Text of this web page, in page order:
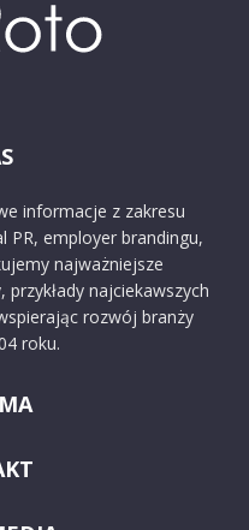
informacje z zakresu
PR, employer brandingu,
najważniejsze
najciekawszych
rozwój branży
roku.